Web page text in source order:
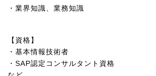
・業界知識、業務知識
【資格】
・基本情報技術者
・SAP認定コンサルタント資格